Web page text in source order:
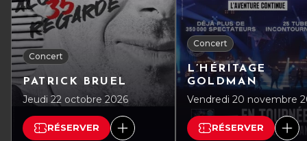
Concert
PATRICK BRUEL
Jeudi 22 octobre 2026
RÉSERVER
Concert
L’HÉRITAGE
GOLDMAN
Vendredi 20 novembre
RÉSERVER